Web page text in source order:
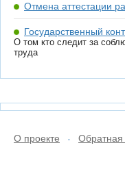
Отмена аттестации
Государственный
О том кто следит за
труда
О проекте • Обратная